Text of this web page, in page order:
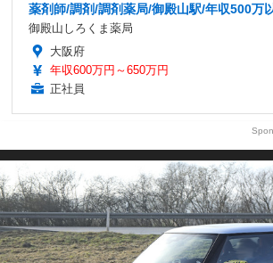
薬剤師/調剤/調剤薬局/御殿山駅/年収500万
御殿山しろくま薬局
大阪府
年収600万円～650万円
正社員